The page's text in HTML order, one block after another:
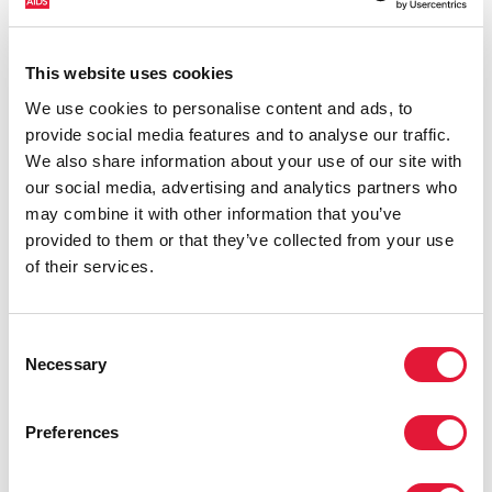
This website uses cookies
We use cookies to personalise content and ads, to
provide social media features and to analyse our traffic.
We also share information about your use of our site with
our social media, advertising and analytics partners who
may combine it with other information that you’ve
provided to them or that they’ve collected from your use
of their services.
Selection
Necessary
Preferences
международную работу по решению проблемы
«В преддверии ССГАООН, которая состоится в
следующем году, у нас появилась уникальная
возможность изменить структуру международной
политики по вопросам наркотиков. Мы должны
уделить больше внимания общественному
здоровью, обеспечению лечения, медицинскому
уходу и снижению вреда», — сказала Мари-Пол
Кьени, помощник генерального директора
комиссар ООН по правам человека Зеид Раад аль-
Хуссейн призвал государства-члены ООН подумать
над декриминализацией хранения и использования
наркотиков. Он также отметил, что необходимо